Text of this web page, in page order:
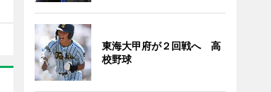
東海大甲府が２回戦へ 高
校野球